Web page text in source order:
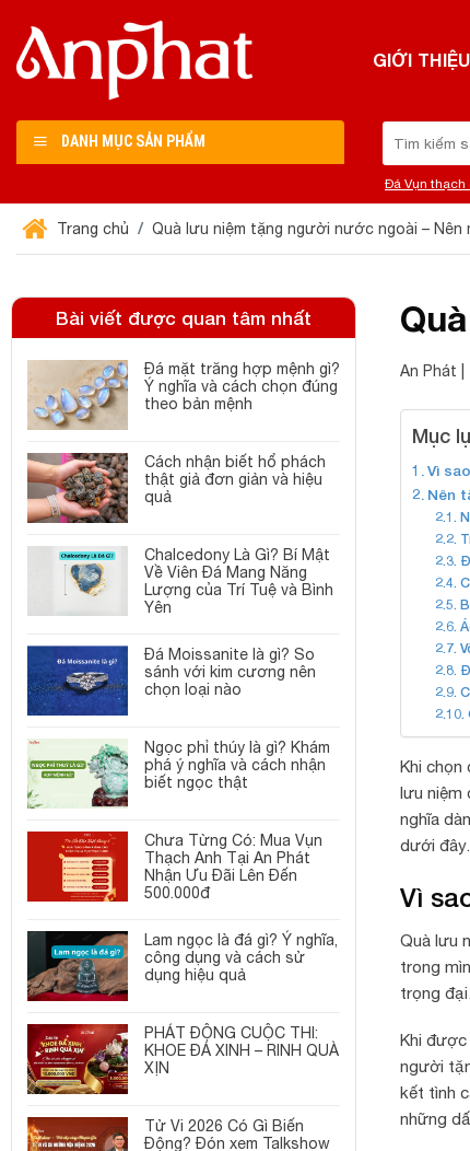
đến
nội
GIỚI THIỆU
DANH MỤC SẢN PHẨM
kiếm:
Đá Vụn thạch
Trang chủ Quà lưu niệm tặng người nước ngoài – Nên
Bài viết được quan tâm nhất
Đá mặt trăng hợp mệnh gì?
Ý nghĩa và cách chọn đúng
theo bản mệnh
Cách nhận biết hổ phách
thật giả đơn giản và hiệu
quả
Chalcedony Là Gì? Bí Mật
Về Viên Đá Mang Năng
Lượng của Trí Tuệ và Bình
Yên
Đá Moissanite là gì? So
sánh với kim cương nên
chọn loại nào
Ngọc phỉ thúy là gì? Khám
phá ý nghĩa và cách nhận
biết ngọc thật
Chưa Từng Có: Mua Vụn
Thạch Anh Tại An Phát
Nhận Ưu Đãi Lên Đến
500.000đ
Lam ngọc là đá gì? Ý nghĩa,
công dụng và cách sử
dụng hiệu quả
PHÁT ĐỘNG CUỘC THI:
KHOE ĐÁ XINH – RINH QUÀ
XỊN
Tử Vi 2026 Có Gì Biến
Động? Đón xem Talkshow
An Phát |
Mục
Vì
Nên
Khi chọn
lưu niệm
nghĩa
dưới đây.
Vì
Quà lưu
trong
trọng đại.
Khi
người
kết tình
những